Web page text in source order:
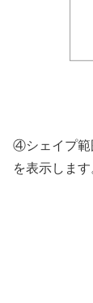
④シェイプ範
を表示します